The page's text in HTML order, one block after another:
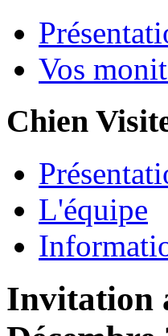
Vos
Chien
L'équipe
Invitation